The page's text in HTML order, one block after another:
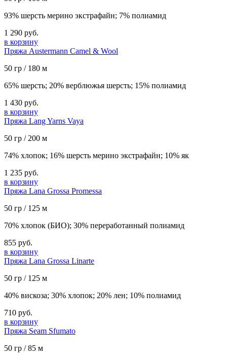
93% шерсть мерино экстрафайн; 7% полиамид
1 290 руб.
в корзину
Пряжа Austermann Camel & Wool
50 гр / 180 м
65% шерсть; 20% верблюжья шерсть; 15% полиамид
1 430 руб.
в корзину
Пряжа Lang Yarns Vaya
50 гр / 200 м
74% хлопок; 16% шерсть мерино экстрафайн; 10% як
1 235 руб.
в корзину
Пряжа Lana Grossa Promessa
50 гр / 125 м
70% хлопок (БИО); 30% переработанный полиамид
855 руб.
в корзину
Пряжа Lana Grossa Linarte
50 гр / 125 м
40% вискоза; 30% хлопок; 20% лен; 10% полиамид
710 руб.
в корзину
Пряжа Seam Sfumato
50 гр / 85 м